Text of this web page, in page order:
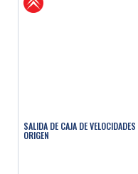
SALIDA DE CAJA DE VELOCIDADES
ORIGEN